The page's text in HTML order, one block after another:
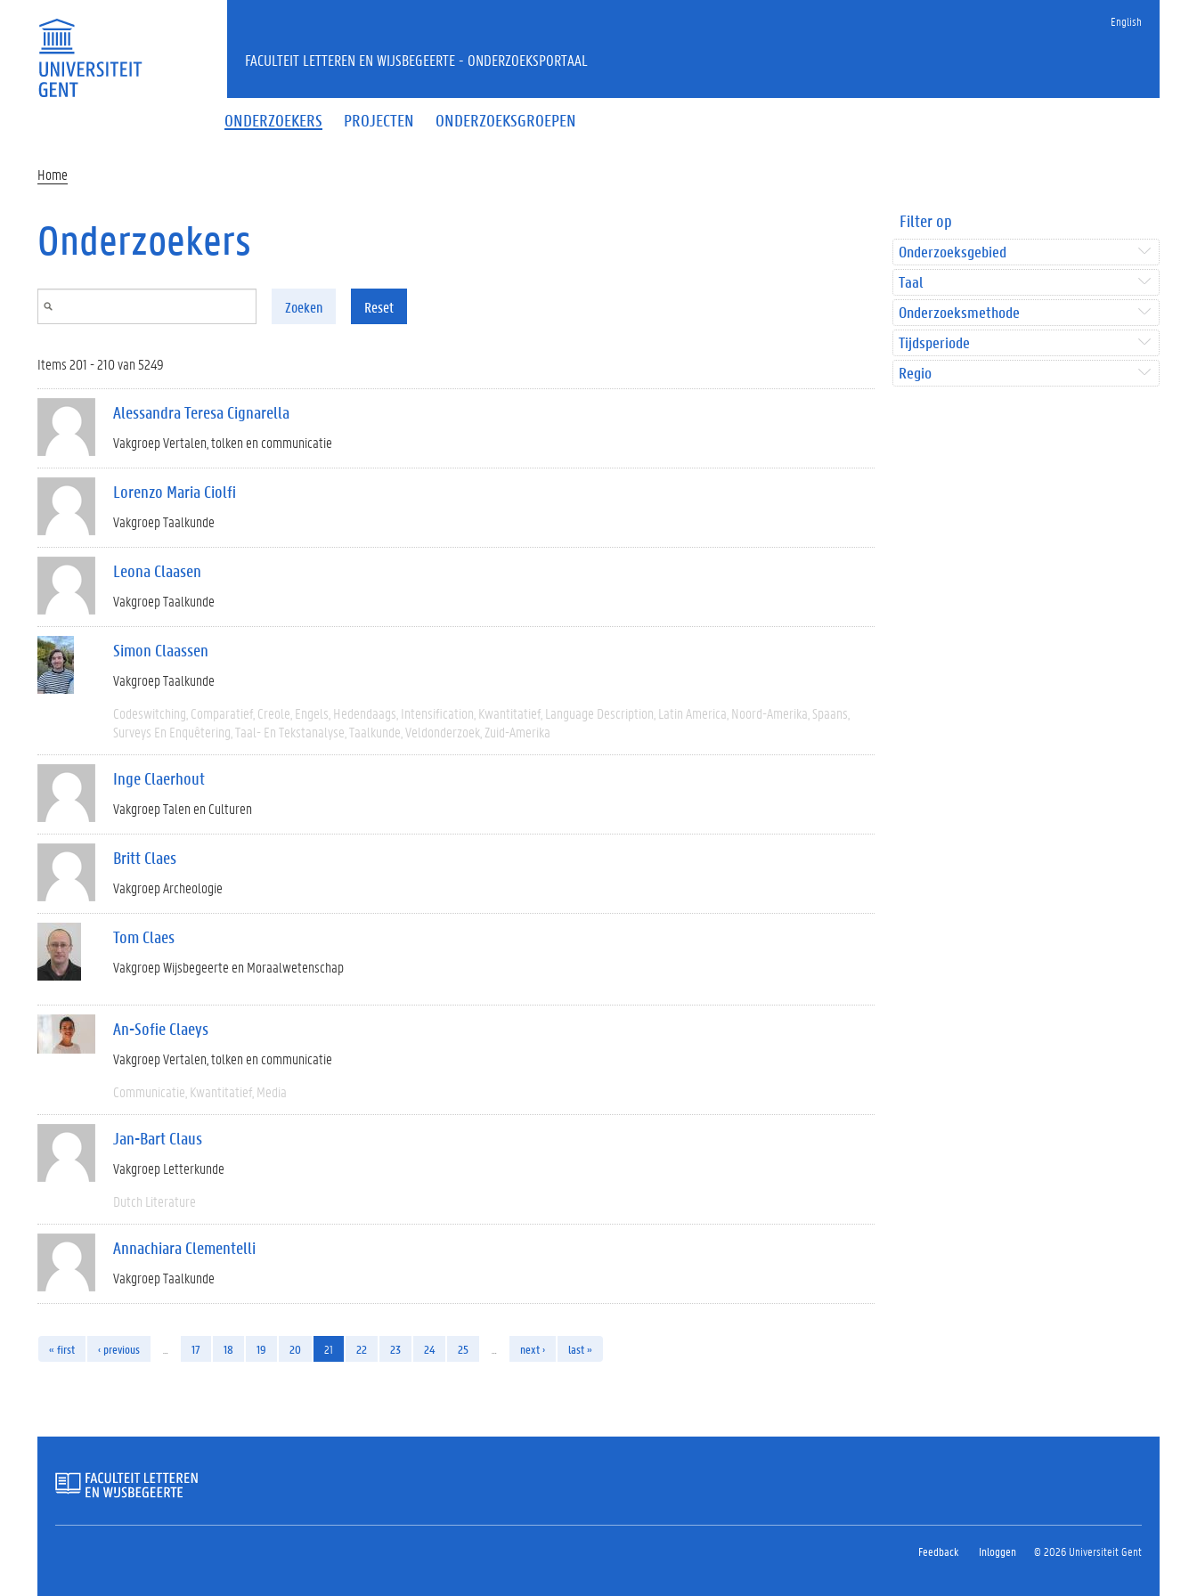
English
ONDERZOEKERS PROJECTEN ONDERZOEKSGROEPEN
FACULTEIT LETTEREN EN WIJSBEGEERTE - ONDERZOEKSPORTAAL
Home
Onderzoekers
Zoeken Reset
Items 201 - 210 van 5249
Alessandra Teresa Cignarella
Vakgroep Vertalen, tolken en communicatie
Lorenzo Maria Ciolfi
Vakgroep Taalkunde
Leona Claasen
Vakgroep Taalkunde
Simon Claassen
Vakgroep Taalkunde
Codeswitching Comparatief Creole Engels Hedendaags Intensification Kwantitatief Language Description Latin America Noord-Amerika Spaans
Surveys En Enquêtering Taal- En Tekstanalyse Taalkunde Veldonderzoek Zuid-Amerika
Inge Claerhout
Vakgroep Talen en Culturen
Britt Claes
Vakgroep Archeologie
Tom Claes
Vakgroep Wijsbegeerte en Moraalwetenschap
An-Sofie Claeys
Vakgroep Vertalen, tolken en communicatie
Communicatie Kwantitatief Media
Jan-Bart Claus
Vakgroep Letterkunde
Dutch Literature
Annachiara Clementelli
Vakgroep Taalkunde
« first ‹ previous 17 18 19 20 21 22 23 24 25 next › last »
Filter op
Onderzoeksgebied
Taal
Onderzoeksmethode
Tijdsperiode
Regio
Feedback Inloggen © 2026 Universiteit Gent